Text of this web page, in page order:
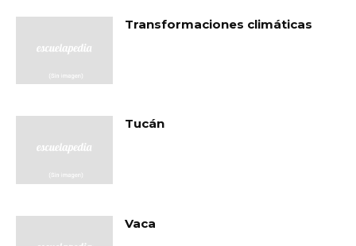
Transformaciones climáticas
Tucán
Vaca